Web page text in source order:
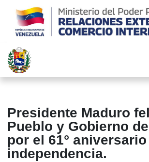
Presidente Maduro
Pueblo y Gobierno
por el 61°
independencia.